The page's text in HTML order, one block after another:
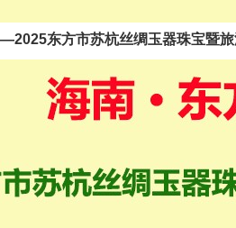
东方市苏杭丝绸玉器珠宝暨